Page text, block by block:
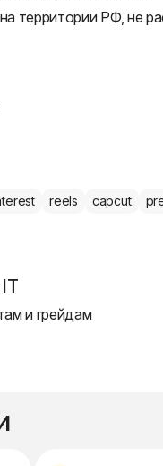
территории РФ, не
reels capcut
и грейдам